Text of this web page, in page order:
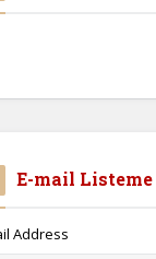
E-mail Listeme
Address